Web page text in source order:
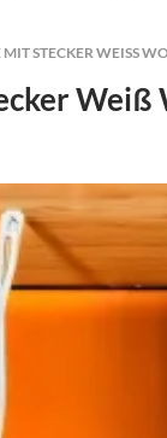
STECKER WEISS
Weiß